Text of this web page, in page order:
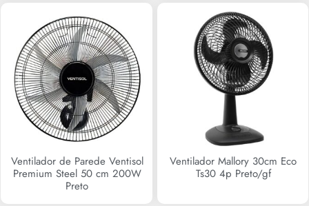
Ventilador de Parede Ventisol
Premium Steel 50 cm 200W
Preto
Ventilador Mallory 30cm Eco
Ts30 4p Preto/gf